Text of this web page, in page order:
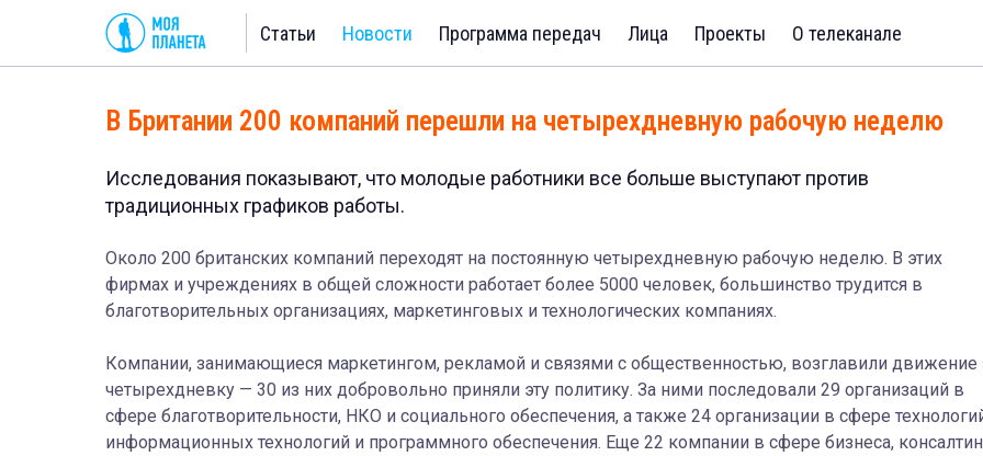
Статьи Новости Программа передач Лица Проекты О телеканале
В Британии 200 компаний перешли на четырехдневную рабочую неделю
Исследования показывают, что молодые работники все больше выступают против
традиционных графиков работы.
Около 200 британских компаний переходят на постоянную четырехдневную рабочую неделю. В этих
фирмах и учреждениях в общей сложности работает более 5000 человек, большинство трудится в
благотворительных организациях, маркетинговых и технологических компаниях.
Компании, занимающиеся маркетингом, рекламой и связями с общественностью, возглавили движение
четырехдневку — 30 из них добровольно приняли эту политику. За ними последовали 29 организаций в
сфере благотворительности, НКО и социального обеспечения, а также 24 организации в сфере
информационных технологий и программного обеспечения. Еще 22 компании в сфере бизнеса,